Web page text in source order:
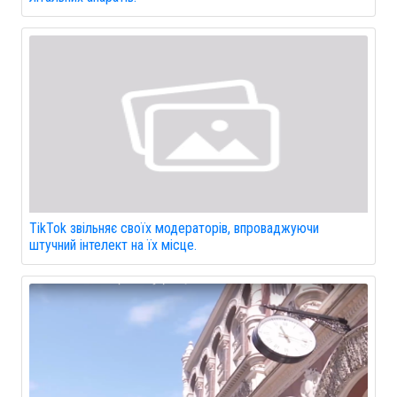
TikTok звільняє своїх модераторів, впроваджуючи
штучний інтелект на їх місце.